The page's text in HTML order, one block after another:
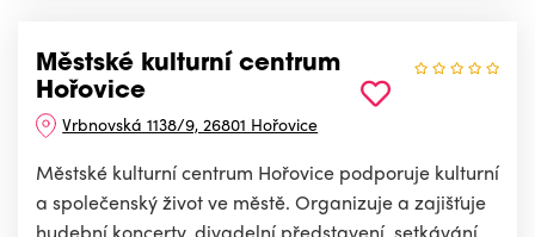
Městské kulturní centrum
Hořovice
Vrbnovská 1138/9, 26801 Hořovice
Městské kulturní centrum Hořovice podporuje kulturní
a společenský život ve městě. Organizuje a zajišťuje